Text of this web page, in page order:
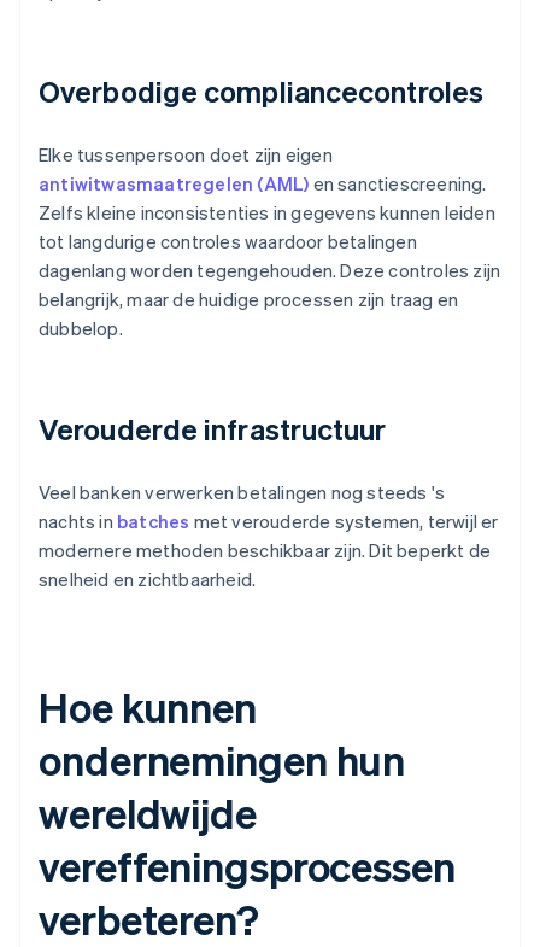
Overbodige compliancecontroles
Elke tussenpersoon doet zijn eigen
antiwitwasmaatregelen (AML) en sanctiescreening.
Zelfs kleine inconsistenties in gegevens kunnen leiden
tot langdurige controles waardoor betalingen
dagenlang worden tegengehouden. Deze controles zijn
belangrijk, maar de huidige processen zijn traag en
dubbelop.
Verouderde infrastructuur
Veel banken verwerken betalingen nog steeds 's
nachts in batches met verouderde systemen, terwijl er
modernere methoden beschikbaar zijn. Dit beperkt de
snelheid en zichtbaarheid.
Hoe kunnen
ondernemingen hun
wereldwijde
vereffeningsprocessen
verbeteren?